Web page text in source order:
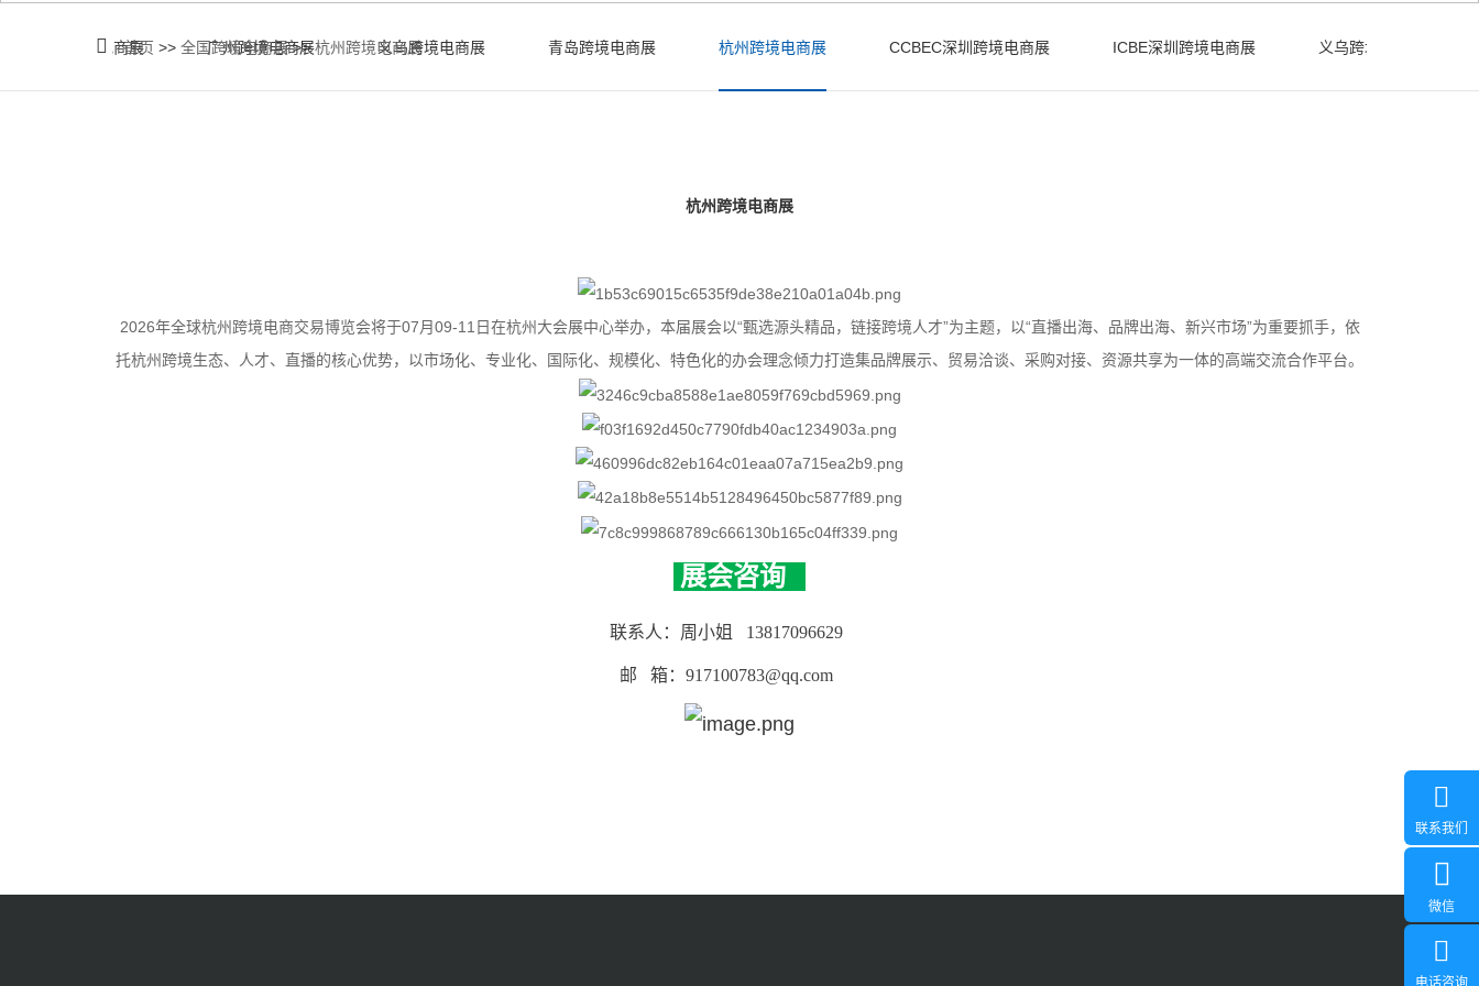
首页 >> 全国跨境电商展>>杭州跨境电商展
厦门跨境电商展 广州跨境电商展 义乌跨境电商展 青岛跨境电商展 杭州跨境电商展 CCBEC深圳跨境电商展 ICBE深圳跨境电商展 义乌跨境电商展/义乌
杭州跨境电商展
2026年全球杭州跨境电商交易博览会将于07月09-11日在杭州大会展中心举办，本届展会以“甄选源头精品，链接跨境人才”为主题，以“直播出海、品牌出海、新兴市场”为重要抓手，依
托杭州跨境生态、人才、直播的核心优势，以市场化、专业化、国际化、规模化、特色化的办会理念倾力打造集品牌展示、贸易洽谈、采购对接、资源共享为一体的高端交流合作平台。
展会咨询
联系人：周小姐 13817096629
邮 箱：917100783@qq.com
联系我们
微信
电话咨询